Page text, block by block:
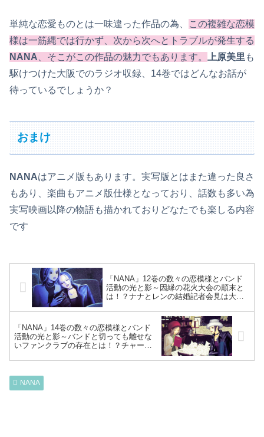
単純な恋愛ものとは一味違った作品の為、
この複雑な恋模
様は一筋縄では行かず、次から次へとトラブルが発生する
NANA 、そこがこの作品の魅力でもあります。 上原美里 も
駆けつけた大阪でのラジオ収録、14巻ではどんなお話が
待っているでしょうか？
おまけ
NANAはアニメ版もあります。実写版とはまた違った良さ
もあり、楽曲もアニメ版仕様となっており、話数も多い為
実写映画以降の物語も描かれておりどなたでも楽しる内容
です
「NANA」12巻の数々の恋模様とバンド
活動の光と影～因縁の花火大会の顛末と
は！？ナナとレンの結婚記者会見は大成
面々全員集合～
「NANA」14巻の数々の恋模様とバンド
活動の光と影～バンドと切っても離せな
いファンクラブの存在とは！？チャート
手が忍び寄り…～
NANA